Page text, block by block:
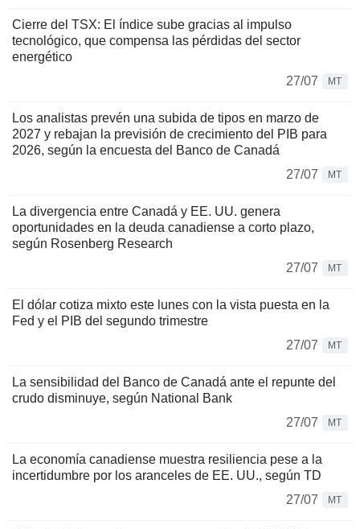
Cierre del TSX: El índice sube gracias al impulso
tecnológico, que compensa las pérdidas del sector
energético
27/07
MT
Los analistas prevén una subida de tipos en marzo de
2027 y rebajan la previsión de crecimiento del PIB para
2026, según la encuesta del Banco de Canadá
27/07
MT
La divergencia entre Canadá y EE. UU. genera
oportunidades en la deuda canadiense a corto plazo,
según Rosenberg Research
27/07
MT
El dólar cotiza mixto este lunes con la vista puesta en la
Fed y el PIB del segundo trimestre
27/07
MT
La sensibilidad del Banco de Canadá ante el repunte del
crudo disminuye, según National Bank
27/07
MT
La economía canadiense muestra resiliencia pese a la
incertidumbre por los aranceles de EE. UU., según TD
27/07
MT